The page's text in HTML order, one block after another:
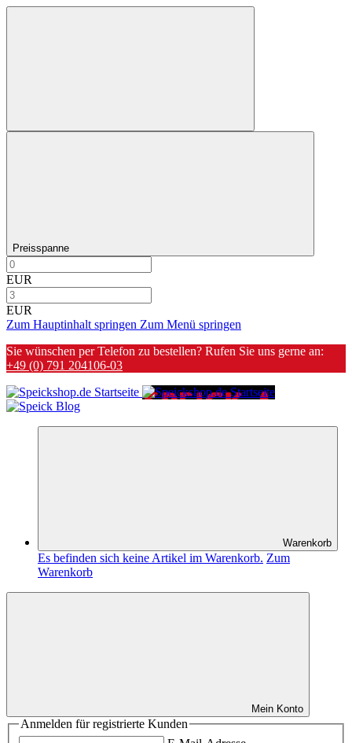
Preisspanne
EUR
EUR
Zum Hauptinhalt springen Zum Menü springen
Sie wünschen per Telefon zu bestellen? Rufen Sie uns gerne an:
+49 (0) 791 204106-03
Warenkorb
Es befinden sich keine Artikel im Warenkorb. Zum
Warenkorb
Mein Konto
Anmelden für registrierte Kunden